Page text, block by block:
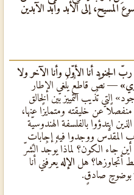
المسيح، إلى الأبد وأبد الآبدين
الجنود أنا الأوّل وأنا الآخر ولا
— نصٌّ قاطعٌ يُلغي الإطار
التي تُذيب التمييز بين الخالق
عن خليقته ومتمايزًا عنها،
ابتدؤوا بالفلسفة الهندوسيّة
المقدَّس ووجدوا فيه إجاباتٍ
جاء الكون؟ لماذا يُوجَد الشرّ
أتجاوزها؟ هل الإله يعرفني أنا
بوضوحٍ صادقٍ.